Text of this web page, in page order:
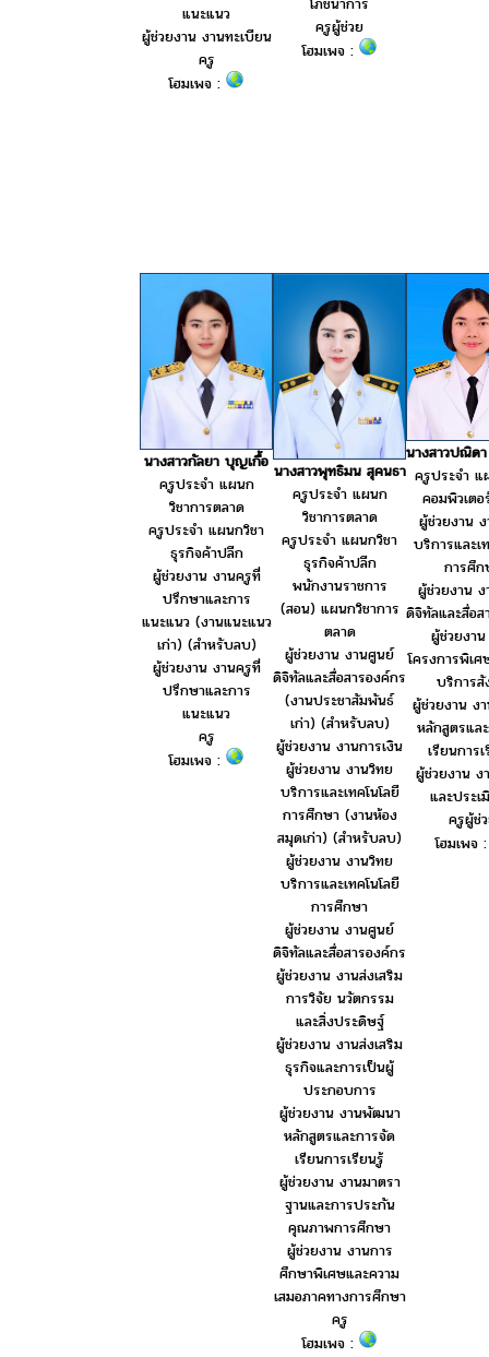
แนะแนว
ผู้ช่วยงาน งานทะเบียน
ครู
โฮมเพจ :
ครูผู้ช่วย
โฮมเพจ :
นางสาวกัลยา บุญเกื้อ
ครูประจำ แผนก
วิชาการตลาด
ครูประจำ แผนกวิชา
ธุรกิจค้าปลีก
ผู้ช่วยงาน งานครูที่
ปรึกษาและการ
แนะแนว (งานแนะแนว
เก่า) (สำหรับลบ)
ผู้ช่วยงาน งานครูที่
ปรึกษาและการ
แนะแนว
ครู
โฮมเพจ :
นางสาวพุทธิมน สุคนธา
ครูประจำ แผนก
วิชาการตลาด
ครูประจำ แผนกวิชา
ธุรกิจค้าปลีก
พนักงานราชการ
(สอน) แผนกวิชาการ
ตลาด
ผู้ช่วยงาน งานศูนย์
ดิจิทัลและสื่อสารองค์กร
(งานประชาสัมพันธ์
เก่า) (สำหรับลบ)
ผู้ช่วยงาน งานการเงิน
ผู้ช่วยงาน งานวิทย
บริการและเทคโนโลยี
การศึกษา (งานห้อง
สมุดเก่า) (สำหรับลบ)
ผู้ช่วยงาน งานวิทย
บริการและเทคโนโลยี
การศึกษา
ผู้ช่วยงาน งานศูนย์
ดิจิทัลและสื่อสารองค์กร
ผู้ช่วยงาน งานส่งเสริม
การวิจัย นวัตกรรม
และสิ่งประดิษฐ์
ผู้ช่วยงาน งานส่งเสริม
ธุรกิจและการเป็นผู้
ประกอบการ
ผู้ช่วยงาน งานพัฒนา
หลักสูตรและการจัด
เรียนการเรียนรู้
ผู้ช่วยงาน งานมาตรา
ฐานและการประกัน
คุณภาพการศึกษา
ผู้ช่วยงาน งานการ
ศึกษาพิเศษและความ
เสมอภาคทางการศึกษา
ครู
โฮมเพจ :
นางสาวปณิด
ครูประจำ แ
คอมพิวเต
ผู้ช่วยงาน
บริการและเ
การศึก
ผู้ช่วยงาน
ดิจิทัลและสื่อ
ผู้ช่วยงา
โครงการพิเศ
บริการ
ผู้ช่วยงาน ง
หลักสูตรแล
เรียนการ
ผู้ช่วยงาน ง
และประเ
ครูผู้ช่
โฮมเพจ